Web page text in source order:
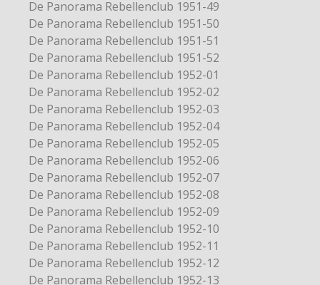
De Panorama Rebellenclub 1951-49
De Panorama Rebellenclub 1951-50
De Panorama Rebellenclub 1951-51
De Panorama Rebellenclub 1951-52
De Panorama Rebellenclub 1952-01
De Panorama Rebellenclub 1952-02
De Panorama Rebellenclub 1952-03
De Panorama Rebellenclub 1952-04
De Panorama Rebellenclub 1952-05
De Panorama Rebellenclub 1952-06
De Panorama Rebellenclub 1952-07
De Panorama Rebellenclub 1952-08
De Panorama Rebellenclub 1952-09
De Panorama Rebellenclub 1952-10
De Panorama Rebellenclub 1952-11
De Panorama Rebellenclub 1952-12
De Panorama Rebellenclub 1952-13